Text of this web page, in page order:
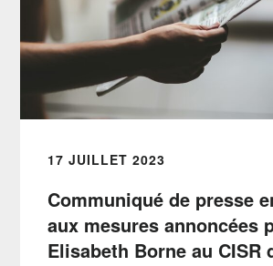
17 JUILLET 2023
Communiqué de presse
aux mesures annoncées
Elisabeth Borne au CISR